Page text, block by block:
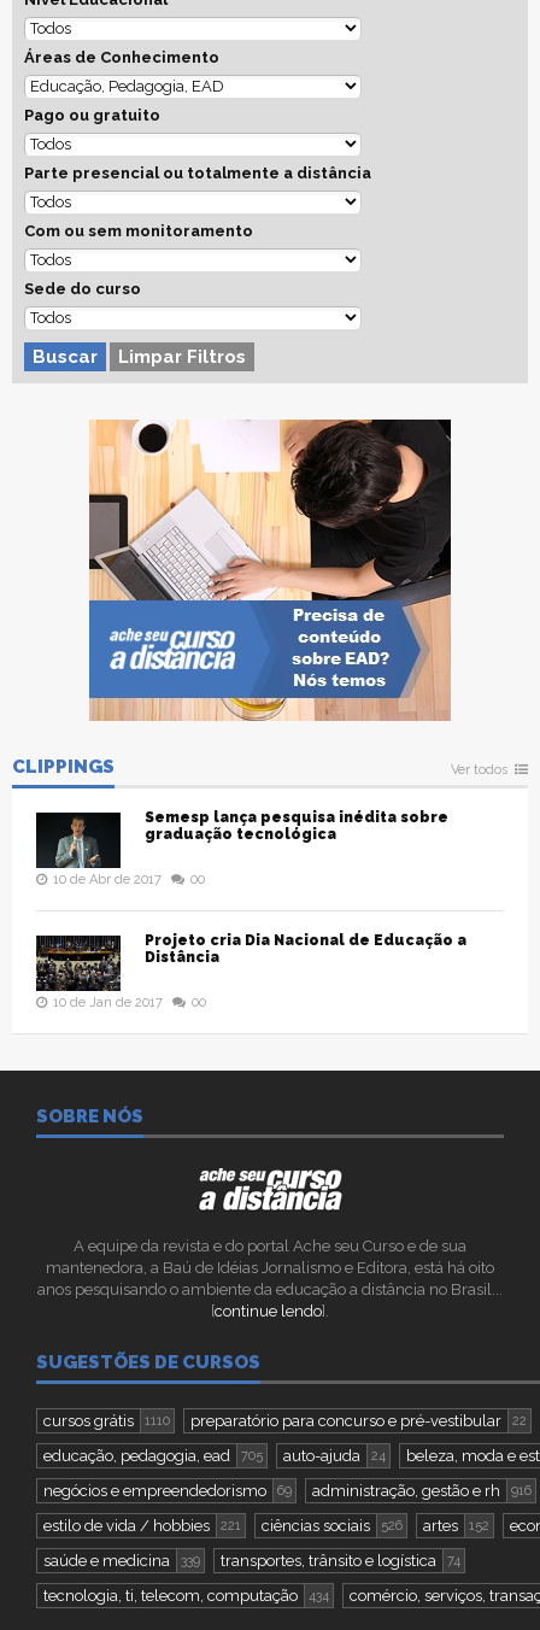
Áreas de Conhecimento
Pago ou gratuito
Parte presencial ou totalmente a distância
Com ou sem monitoramento
Sede do curso
Buscar Limpar Filtros
CLIPPINGS Ver todos
Semesp lança pesquisa inédita sobre
graduação tecnológica
10 de Abr de 2017 00
Projeto cria Dia Nacional de Educação a
Distância
10 de Jan de 2017 00
SOBRE NÓS
A equipe da revista e do portal Ache seu Curso e de sua
mantenedora, a Baú de Idéias Jornalismo e Editora, está há oito
anos pesquisando o ambiente da educação a distância no Brasil...
[continue lendo].
SUGESTÕES DE CURSOS
cursos grátis 1110 preparatório para concurso e pré-vestibular 22
educação, pedagogia, ead 705 auto-ajuda 24
beleza, moda e
negócios e empreendedorismo
69 administração, gestão e rh 916
estilo de vida / hobbies 221 ciências sociais 526 artes 152
saúde e medicina
339 transportes, trânsito e logística 74
tecnologia, ti, telecom, computação 434 comércio, serviços,